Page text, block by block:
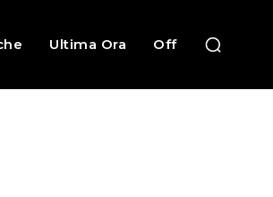
Ultima Ora Off